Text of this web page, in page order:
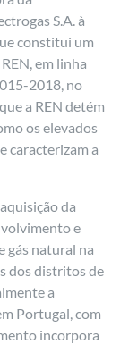
S.A. à
constitui um
em linha
2018, no
a REN detém
os elevados
caracterizam a
da
e
gás natural na
dos distritos de
a
Portugal, com
incorpora